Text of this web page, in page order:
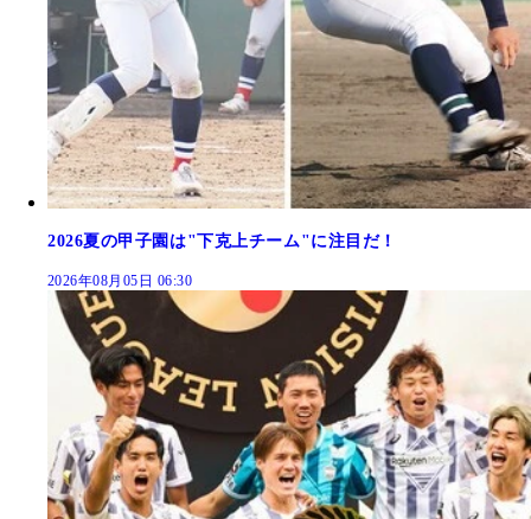
2026夏の甲子園は"下克上チーム"に注目だ！
2026年08月05日 06:30